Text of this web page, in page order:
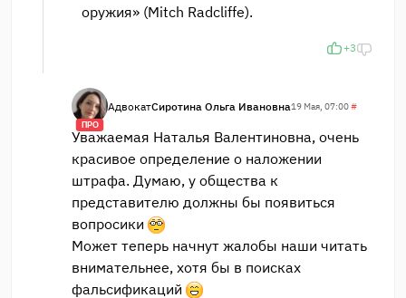
оружия» (Mitch Radcliffe).
+3
ПРО
АдвокатСиротина Ольга Ивановна19 Мая, 07:00#
Уважаемая Наталья Валентиновна, очень
красивое определение о наложении
штрафа. Думаю, у общества к
представителю должны бы появиться
вопросики
Может теперь начнут жалобы наши читать
внимательнее, хотя бы в поисках
фальсификаций